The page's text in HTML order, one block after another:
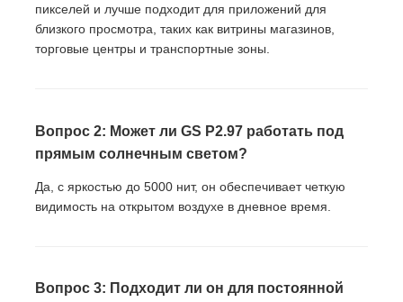
пикселей и лучше подходит для приложений для
близкого просмотра, таких как витрины магазинов,
торговые центры и транспортные зоны.
Вопрос 2: Может ли GS P2.97 работать под
прямым солнечным светом?
Да, с яркостью до 5000 нит, он обеспечивает четкую
видимость на открытом воздухе в дневное время.
Вопрос 3: Подходит ли он для постоянной